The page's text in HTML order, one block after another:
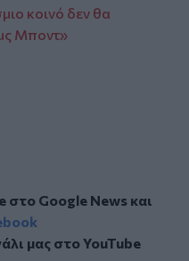
κοινό δεν θα
Μποντ»
στο Google Newsκαι
μας στοYouTube